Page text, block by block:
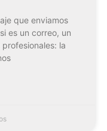
que enviamos
es un correo, un
la